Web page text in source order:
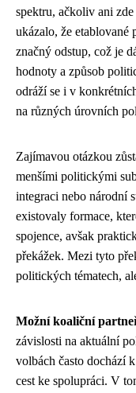
spektru, ačkoliv ani
ukázalo, že
značný odstup, což je
hodnoty a způsob
odráží se i v
na různých úrovních
Zajímavou otázkou
menšími politickými
integraci nebo národní
existovaly formace,
spojence, avšak
překážek. Mezi tyto
politických tématech,
Možní koaliční
závislosti na aktuální
volbách často dochází
cest ke spolupráci. V